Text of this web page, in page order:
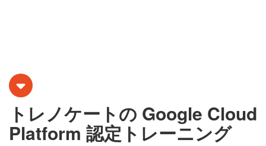
トレノケートの Google Cloud
Platform 認定トレーニング